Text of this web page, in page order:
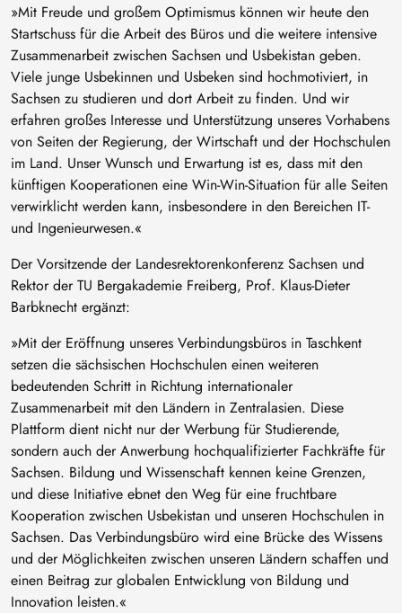
»Mit Freude und großem Optimismus können wir heute den
Startschuss für die Arbeit des Büros und die weitere intensive
Zusammenarbeit zwischen Sachsen und Usbekistan geben.
Viele junge Usbekinnen und Usbeken sind hochmotiviert, in
Sachsen zu studieren und dort Arbeit zu finden. Und wir
erfahren großes Interesse und Unterstützung unseres Vorhabens
von Seiten der Regierung, der Wirtschaft und der Hochschulen
im Land. Unser Wunsch und Erwartung ist es, dass mit den
künftigen Kooperationen eine Win-Win-Situation für alle Seiten
verwirklicht werden kann, insbesondere in den Bereichen IT-
und Ingenieurwesen.«
Der Vorsitzende der Landesrektorenkonferenz Sachsen und
Rektor der TU Bergakademie Freiberg, Prof. Klaus-Dieter
Barbknecht ergänzt:
»Mit der Eröffnung unseres Verbindungsbüros in Taschkent
setzen die sächsischen Hochschulen einen weiteren
bedeutenden Schritt in Richtung internationaler
Zusammenarbeit mit den Ländern in Zentralasien. Diese
Plattform dient nicht nur der Werbung für Studierende,
sondern auch der Anwerbung hochqualifizierter Fachkräfte für
Sachsen. Bildung und Wissenschaft kennen keine Grenzen,
und diese Initiative ebnet den Weg für eine fruchtbare
Kooperation zwischen Usbekistan und unseren Hochschulen in
Sachsen. Das Verbindungsbüro wird eine Brücke des Wissens
und der Möglichkeiten zwischen unseren Ländern schaffen und
einen Beitrag zur globalen Entwicklung von Bildung und
Innovation leisten.«